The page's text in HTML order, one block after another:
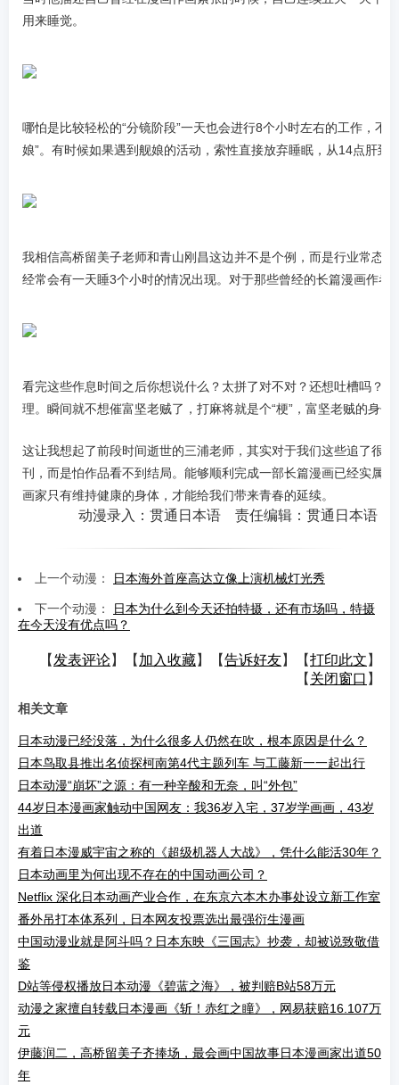
用来睡觉。
哪怕是比较轻松的“分镜阶段”一天也会进行8个小时左右的工作，不
娘”。有时候如果遇到舰娘的活动，索性直接放弃睡眠，从14点肝到
我相信高桥留美子老师和青山刚昌这边并不是个例，而是行业常态
经常会有一天睡3个小时的情况出现。对于那些曾经的长篇漫画作者
看完这些作息时间之后你想说什么？太拼了对不对？还想吐槽吗？
理。瞬间就不想催富坚老贼了，打麻将就是个“梗”，富坚老贼的身体
这让我想起了前段时间逝世的三浦老师，其实对于我们这些追了很
刊，而是怕作品看不到结局。能够顺利完成一部长篇漫画已经实属
画家只有维持健康的身体，才能给我们带来青春的延续。
动漫录入：贯通日本语 责任编辑：贯通日本语
上一个动漫： 日本海外首座高达立像上演机械灯光秀
下一个动漫：
日本为什么到今天还拍特摄，还有市场吗，特摄
在今天没有优点吗？
【 发表评论】【 加入收藏】【告诉好友】【打印此文 】
【 关闭窗口 】
相关文章
日本动漫已经没落，为什么很多人仍然在吹，根本原因是什么？
日本鸟取县推出名侦探柯南第4代主题列车 与工藤新一一起出行
日本动漫“崩坏”之源：有一种辛酸和无奈，叫“外包”
44岁日本漫画家触动中国网友：我36岁入宅，37岁学画画，43岁
出道
有着日本漫威宇宙之称的《超级机器人大战》，凭什么能活30年？
日本动画里为何出现不存在的中国动画公司？
Netflix 深化日本动画产业合作，在东京六本木办事处设立新工作室
番外吊打本体系列，日本网友投票选出最强衍生漫画
中国动漫业就是阿斗吗？日本东映《三国志》抄袭，却被说致敬借
鉴
D站等侵权播放日本动漫《碧蓝之海》，被判赔B站58万元
动漫之家擅自转载日本漫画《斩！赤红之瞳》，网易获赔16.107万
元
伊藤润二，高桥留美子齐捧场，最会画中国故事日本漫画家出道50
年